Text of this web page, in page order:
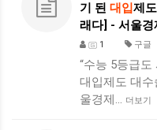
기 된 대입제
래다] - 서울
1 구글
“수능 5등급
대입제도 대수
울경제… 더보기